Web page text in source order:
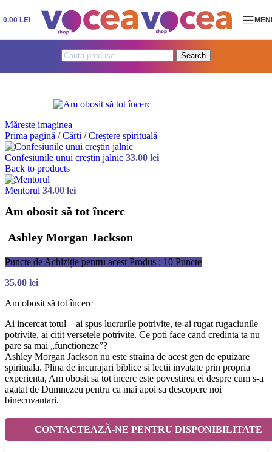
Skip to navigationSkip to main content
0.00 LEI
Search
Mărește imaginea
Prima pagină / Cărți / Creștere spirituală
Confesiunile unui creștin jalnic 33.00 lei
Back to products
Mentorul 34.00 lei
Am obosit să tot încerc
Ashley Morgan Jackson
Puncte de Achiziție pentru acest Produs : 10 Puncte
35.00 lei
Am obosit să tot încerc
Ai incercat totul – ai spus lucrurile potrivite, te-ai rugat rugaciunile
potrivite, ai citit versetele potrivite. Ce poti face cand credinta ta nu
pare sa mai „functioneze”?
Ashley Morgan Jackson nu este straina de acest gen de epuizare
spirituala. Plina de incurajari biblice si lectii invatate prin propria
experienta, Am obosit sa tot incerc este povestirea ei despre cum s-a
agatat de Dumnezeu pentru ca mai apoi sa descopere noi
binecuvantari.
CONTACTEAZĂ-NE PENTRU DISPONIBILITATE